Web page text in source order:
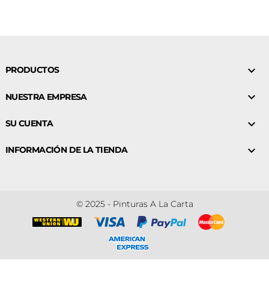
PRODUCTOS 
NUESTRA EMPRESA 
SU CUENTA 
INFORMACIÓN DE LA TIENDA 
© 2025 - Pinturas A La Carta